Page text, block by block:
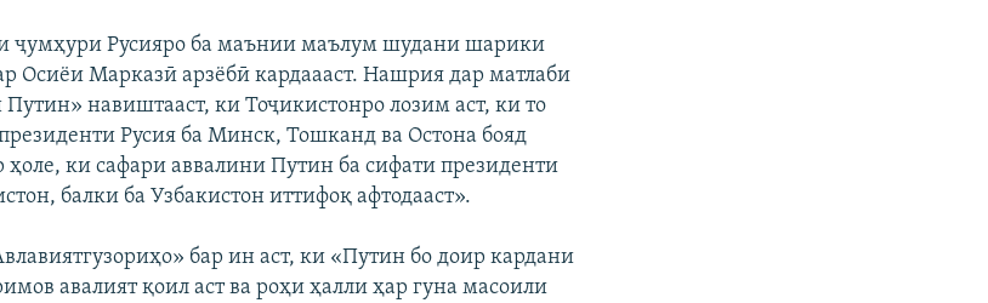
ҷумҳури Русияро ба маънии маълум шудани шарики
Осиёи Марказӣ арзёбӣ кардаааст. Нашрия дар матлаби
навиштааст, ки Тоҷикистонро лозим аст, ки то
Русия ба Минск, Тошканд ва Остона бояд
ҳоле, ки сафари аввалини Путин ба сифати президенти
балки ба Узбакистон иттифоқ афтодааст».
бар ин аст, ки «Путин бо доир кардани
авалият қоил аст ва роҳи ҳалли ҳар гуна масоили